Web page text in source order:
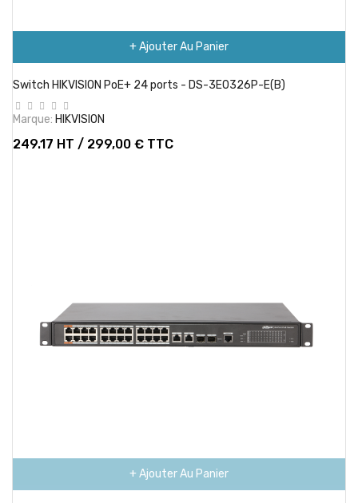
+ Ajouter Au Panier
Switch HIKVISION PoE+ 24 ports - DS-3E0326P-E(B)
Marque: HIKVISION
249.17 HT / 299,00 € TTC
+ Ajouter Au Panier